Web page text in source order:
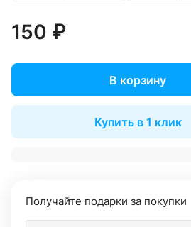
150 ₽
В корзину
Купить в 1 клик
Получайте подарки за покупки